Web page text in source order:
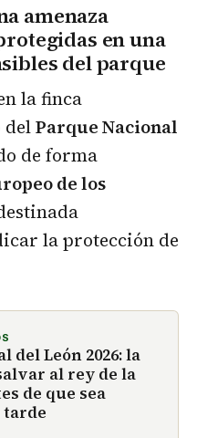
amenaza
en una
del parque
la finca
delParque Nacional
de forma
de los
la protección de
del León 2026: la
al rey de la
de que sea
tarde